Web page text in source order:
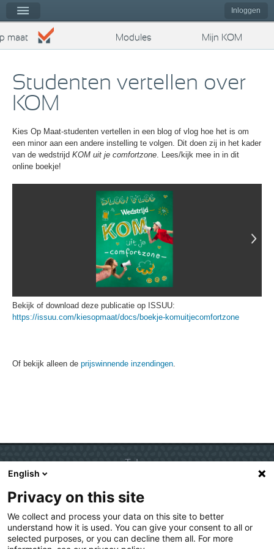
Kies op maat
maat Modules Mijn KOM
Inloggen
Studenten vertellen over
KOM
Kies Op Maat-studenten vertellen in een blog of vlog hoe het is om
een minor aan een andere instelling te volgen. Dit doen zij in het kader
van de wedstrijd KOM uit je comfortzone . Lees/kijk mee in in dit
online boekje!
Bekijk of download deze publicatie op ISSUU:
https://issuu.com/kiesopmaat/docs/boekje-komuitjecomfortzone
Of bekijk alleen de prijswinnende inzendingen.
Talen
English
English
Privacy on this site
We collect and process your data on this site to better
understand how it is used. You can give your consent to all or
selected purposes, or you can decline them all. For more